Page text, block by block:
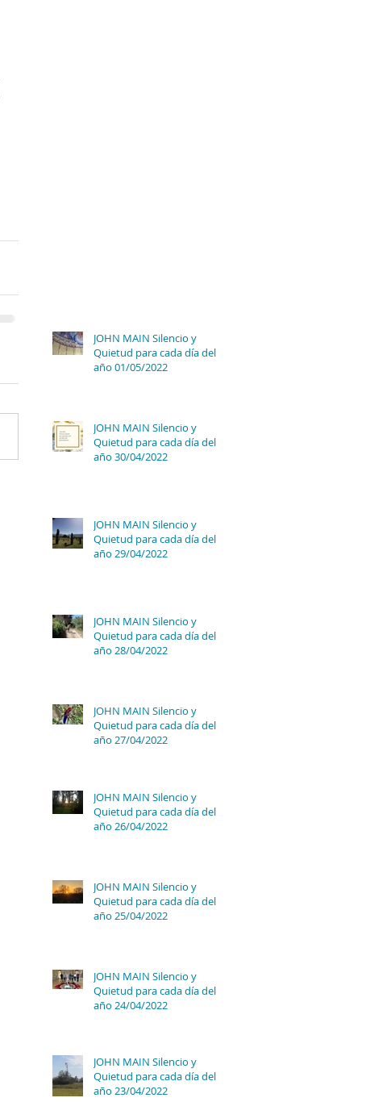
JOHN MAIN Silencio y
Quietud para cada día del
año 01/05/2022
JOHN MAIN Silencio y
Quietud para cada día del
año 30/04/2022
JOHN MAIN Silencio y
Quietud para cada día del
año 29/04/2022
JOHN MAIN Silencio y
Quietud para cada día del
año 28/04/2022
JOHN MAIN Silencio y
Quietud para cada día del
año 27/04/2022
JOHN MAIN Silencio y
Quietud para cada día del
año 26/04/2022
JOHN MAIN Silencio y
Quietud para cada día del
año 25/04/2022
JOHN MAIN Silencio y
Quietud para cada día del
año 24/04/2022
JOHN MAIN Silencio y
Quietud para cada día del
año 23/04/2022